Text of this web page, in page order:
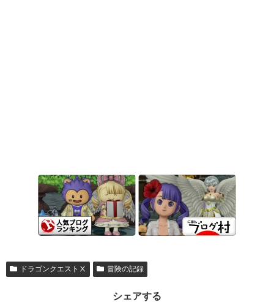
ドラゴンクエストⅩ 冒険の記録
シェアする